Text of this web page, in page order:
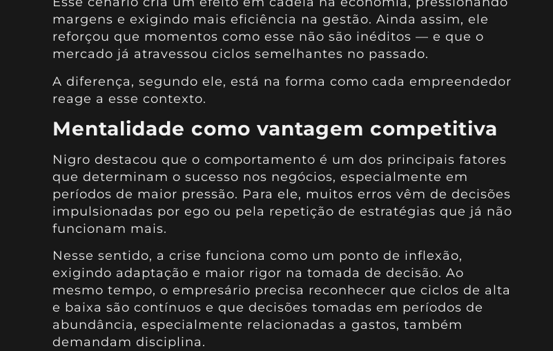
margens e exigindo mais eficiência na gestão. Ainda assim, ele
reforçou que momentos como esse não são inéditos — e que o
mercado já atravessou ciclos semelhantes no passado.
A diferença, segundo ele, está na forma como cada empreendedor
reage a esse contexto.
Mentalidade como vantagem competitiva
Nigro destacou que o comportamento é um dos principais fatores
que determinam o sucesso nos negócios, especialmente em
períodos de maior pressão. Para ele, muitos erros vêm de decisões
impulsionadas por ego ou pela repetição de estratégias que já não
funcionam mais.
Nesse sentido, a crise funciona como um ponto de inflexão,
exigindo adaptação e maior rigor na tomada de decisão. Ao
mesmo tempo, o empresário precisa reconhecer que ciclos de alta
e baixa são contínuos e que decisões tomadas em períodos de
abundância, especialmente relacionadas a gastos, também
demandam disciplina.